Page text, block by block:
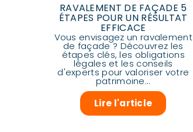
RAVALEMENT DE FAÇADE 5
ÉTAPES POUR UN RÉSULTAT
EFFICACE
Vous envisagez un ravalement
de façade ? Découvrez les
étapes clés, les obligations
légales et les conseils
d'experts pour valoriser votre
patrimoine...
Lire l'article